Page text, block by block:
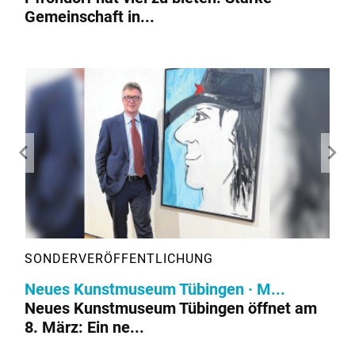
Gemeinschaft in...
Neues Kunstmuseum Tübingen · M...
Neues Kunstmuseum Tübingen öffnet am
8. März: Ein ne...